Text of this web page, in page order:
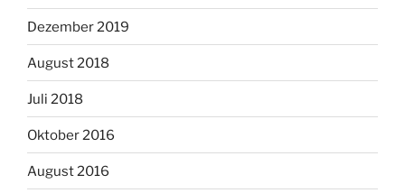
Dezember 2019
August 2018
Juli 2018
Oktober 2016
August 2016